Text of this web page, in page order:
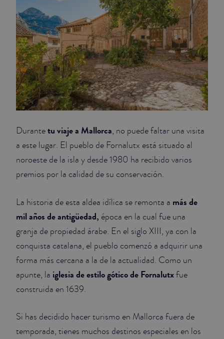
Durantetu viaje a Mallorca, no puede faltar una visita
a este lugar. El pueblo de Fornalutx está situado al
noroeste de la isla y desde 1980 ha recibido varios
premios por la calidad de su conservación.
La historia de esta aldea idílica se remonta a más de
mil años de antigüedad, época en la cual fue una
granja de propiedad árabe. En el siglo XIII, ya con la
conquista catalana, el pueblo comenzó a adquirir una
forma más cercana a la de la actualidad. Como un
apunte, la iglesia de estilo gótico de Fornalutxfue
construida en 1639.
Si has decidido hacer turismo en Mallorca fuera de
temporada, tienes muchos destinos especiales en los